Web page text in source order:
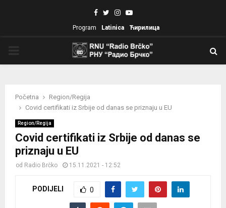
Facebook
TwitterInstagram
Youtube
Program Latinica Ћирилица
Početna
Region/Regija
Covid certifikati iz Srbije od danas se priznaju u EU
Region/Regija
Covid certifikati iz Srbije od danas se
priznaju u EU
od Radio Brčko 15.11.2021 - 12:52
PODIJELI 0